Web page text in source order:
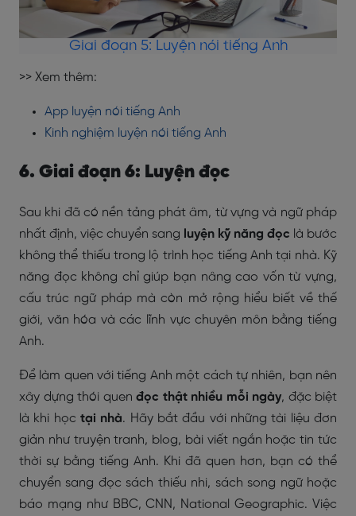
Giai đoạn 5: Luyện nói tiếng Anh
>> Xem thêm:
App luyện nói tiếng Anh
Kinh nghiệm luyện nói tiếng Anh
6. Giai đoạn 6: Luyện đọc
Sau khi đã có nền tảng phát âm, từ vựng và ngữ pháp
nhất định, việc chuyển sang luyện kỹ năng đọc là bước
không thể thiếu trong lộ trình học tiếng Anh tại nhà. Kỹ
năng đọc không chỉ giúp bạn nâng cao vốn từ vựng,
cấu trúc ngữ pháp mà còn mở rộng hiểu biết về thế
giới, văn hóa và các lĩnh vực chuyên môn bằng tiếng
Anh.
Để làm quen với tiếng Anh một cách tự nhiên, bạn nên
xây dựng thói quen đọc thật nhiều mỗi ngày, đặc biệt
là khi học tại nhà. Hãy bắt đầu với những tài liệu đơn
giản như truyện tranh, blog, bài viết ngắn hoặc tin tức
thời sự bằng tiếng Anh. Khi đã quen hơn, bạn có thể
chuyển sang đọc sách thiếu nhi, sách song ngữ hoặc
báo mạng như BBC, CNN, National Geographic. Việc